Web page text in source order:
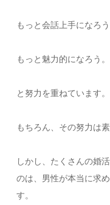
もっと会話上手になろう
もっと魅力的になろう。
と努力を重ねています。
もちろん、その努力は
しかし、たくさんの婚
のは、男性が本当に求
す。